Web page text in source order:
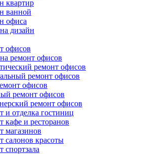
квартир
ванной
офиса
дизайн
офисов
ремонт офисов
ремонт офисов
ремонт офисов
офисов
ремонт офисов
ремонт офисов
и отделка гостиниц
кафе и ресторанов
магазинов
салонов красоты
спортзала